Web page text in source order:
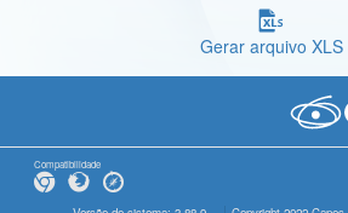
Banco Central do Brasil
Gerar arquivo XLS
Compatibilidade